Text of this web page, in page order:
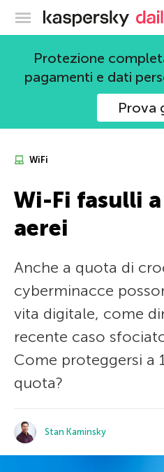
Blog
Protezione
pagamenti e dati
Prova
WiFi
Wi-Fi fasulli
aerei
Anche a quota di
cyberminacce
vita digitale, come
recente caso
Come proteggersi a
quota?
Stan Kaminsky